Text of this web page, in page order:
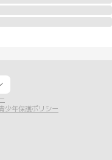
少年保護ポリシー